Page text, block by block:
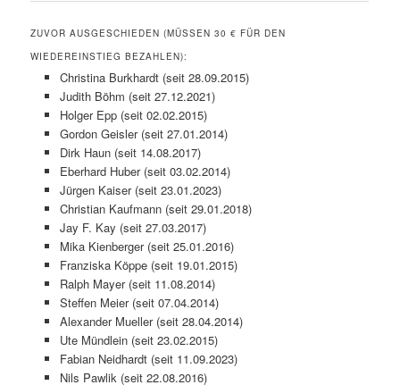
ZUVOR AUSGESCHIEDEN (MÜSSEN 30 € FÜR DEN
WIEDEREINSTIEG BEZAHLEN):
Christina Burkhardt (seit 28.09.2015)
Judith Böhm (seit 27.12.2021)
Holger Epp (seit 02.02.2015)
Gordon Geisler (seit 27.01.2014)
Dirk Haun (seit 14.08.2017)
Eberhard Huber (seit 03.02.2014)
Jürgen Kaiser (seit 23.01.2023)
Christian Kaufmann (seit 29.01.2018)
Jay F. Kay (seit 27.03.2017)
Mika Kienberger (seit 25.01.2016)
Franziska Köppe (seit 19.01.2015)
Ralph Mayer (seit 11.08.2014)
Steffen Meier (seit 07.04.2014)
Alexander Mueller (seit 28.04.2014)
Ute Mündlein (seit 23.02.2015)
Fabian Neidhardt (seit 11.09.2023)
Nils Pawlik (seit 22.08.2016)